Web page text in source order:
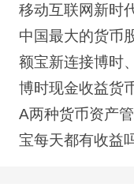
移动互联网新时
中国最大的货币
额宝新连接博时
博时现金收益货
A两种货币资产
宝每天都有收益